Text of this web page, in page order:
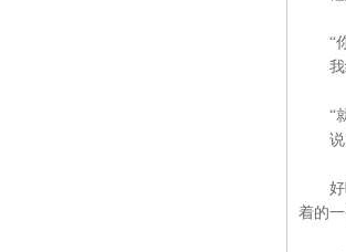
“你
我继
“就
说完
好吧
着的